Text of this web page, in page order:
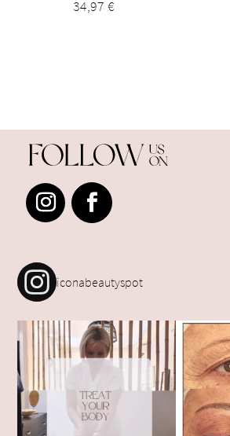
34,97 €
iconabeautyspot